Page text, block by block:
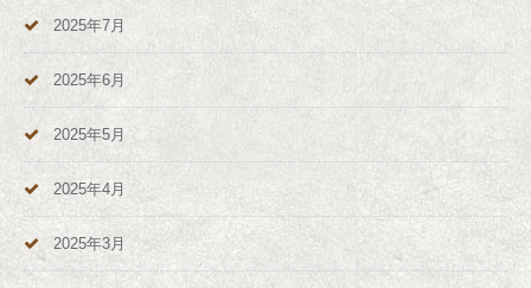
2025年7月
2025年6月
2025年5月
2025年4月
2025年3月